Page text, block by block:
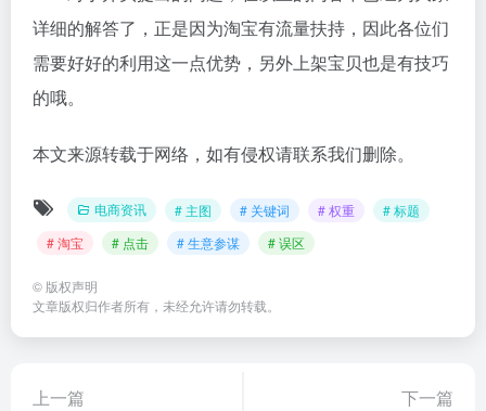
详细的解答了，正是因为淘宝有流量扶持，因此各位们
需要好好的利用这一点优势，另外上架宝贝也是有技巧
的哦。
本文来源转载于网络，如有侵权请联系我们删除。
电商资讯 # 主图 # 关键词 # 权重
# 标题
# 淘宝
# 点击 # 生意参谋 # 误区
© 版权声明
文章版权归作者所有，未经允许请勿转载。
上一篇 下一篇